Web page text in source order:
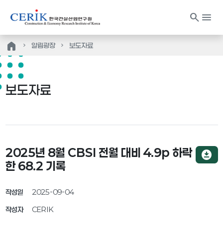
search menu
home 알림광장 보도자료
보도자료
2025년 8월 CBSI 전월 대비 4.9p 하락
한 68.2 기록
작성일 2025-09-04
작성자 CERIK
download_for_offline